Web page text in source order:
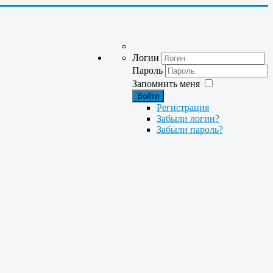
Логин
Пароль
Запомнить меня
Войти
Регистрация
Забыли логин?
Забыли пароль?